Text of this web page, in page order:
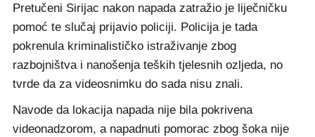
Pretučeni Sirijac nakon napada zatražio je liječničku
pomoć te slučaj prijavio policiji. Policija je tada
pokrenula kriminalističko istraživanje zbog
razbojništva i nanošenja teških tjelesnih ozljeda, no
tvrde da za videosnimku do sada nisu znali.
Navode da lokacija napada nije bila pokrivena
videonadzorom, a napadnuti pomorac zbog šoka nije